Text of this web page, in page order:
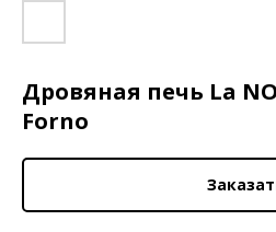
Дровяная печь La
Forno